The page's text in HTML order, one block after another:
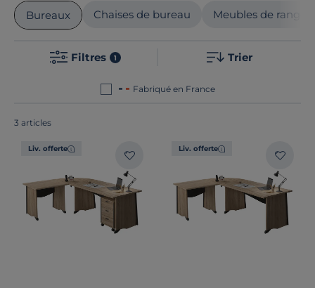
Chez Camif,les bureaux se distinguent par leur
qualité
, avec une attention portée aux matériaux et
fonctionnel. Le point commun de nos produits ? Ils
Bureaux Chaises de bureau Meubles de
Filtres 1 Trier
Fabriqué en France
3 articles
Liv. offerte Liv. offerte
Largeur